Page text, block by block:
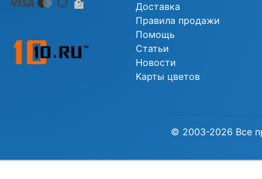
Доставка
Правила продажи
Помощь
Статьи
Новости
Карты цветов
© 2003-2026 Все